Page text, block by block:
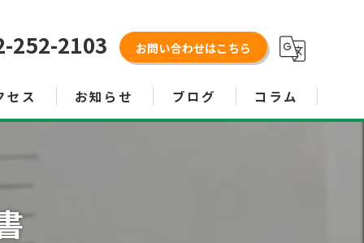
252-2103 お問い合わせはこちら
セス お知らせ ブログ コラム